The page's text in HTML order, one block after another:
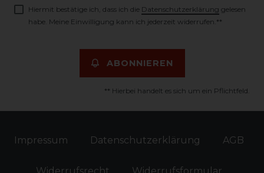
Hiermit bestätige ich, dass ich die Daten­schutz­erklärung gelesen
habe. Meine Einwilligung kann ich jederzeit widerrufen.**
ABONNIEREN
** Hierbei handelt es sich um ein Pflichtfeld.
Impressum Daten­schutz­erklärung AGB